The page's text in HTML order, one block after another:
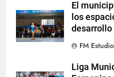
El
los
desarrollo
FM
Liga